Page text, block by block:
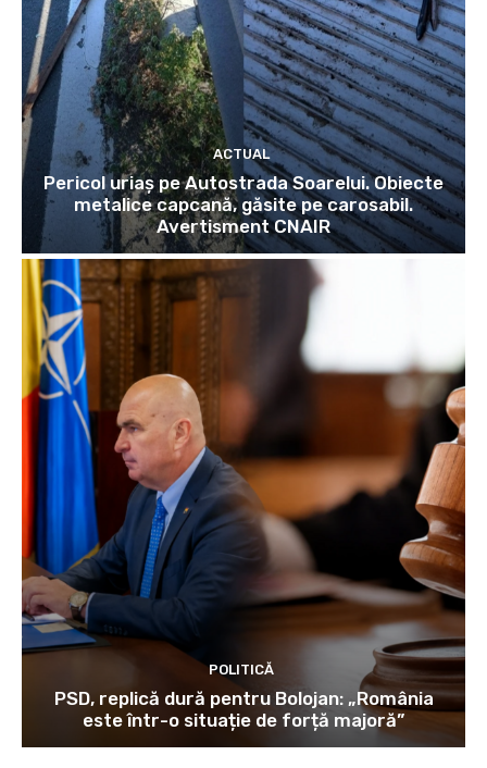
ACTUAL
Pericol uriaș pe Autostrada Soarelui. Obiecte
metalice capcană, găsite pe carosabil.
Avertisment CNAIR
POLITICĂ
PSD, replică dură pentru Bolojan: „România
este într-o situație de forță majoră”